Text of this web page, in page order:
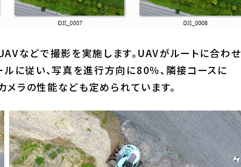
などで撮影を実施します。UAVがルートに合わせ
に従い、写真を進行方向に80％、隣接コースに
メラの性能なども定められています。